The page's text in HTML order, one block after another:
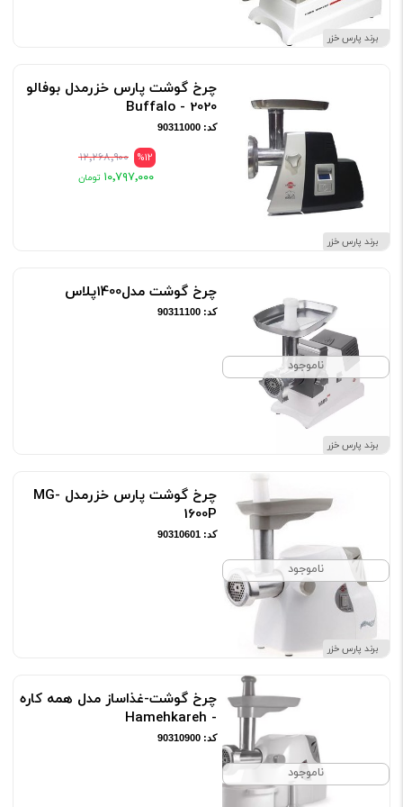
برند پارس خزر
برند پارس خزر
چرخ گوشت پارس خزرمدل بوفالو
Buffalo - 2020
کد: 90311000
%12 ۱۲٬۲۶۸٬۹۰۰
۱۰٬۷۹۷٬۰۰۰
ناموجود
برند پارس خزر
چرخ گوشت مدل1400پلاس
کد: 90311100
ناموجود
برند پارس خزر
چرخ گوشت پارس خزرمدل MG-
1600P
کد: 90310601
ناموجود
چرخ گوشت-غذاساز مدل همه کاره
- Hamehkareh
کد: 90310900